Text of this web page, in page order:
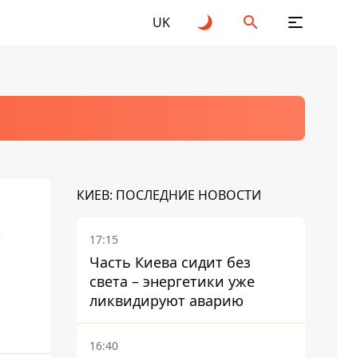
UK
КИЕВ: ПОСЛЕДНИЕ НОВОСТИ
17:15
Часть Киева сидит без
света – энергетики уже
ликвидируют аварию
16:40